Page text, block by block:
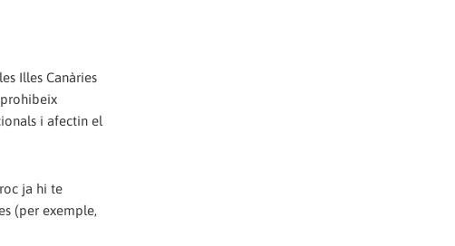
Illes Canàries
i afectin el
ja hi te
(per exemple,